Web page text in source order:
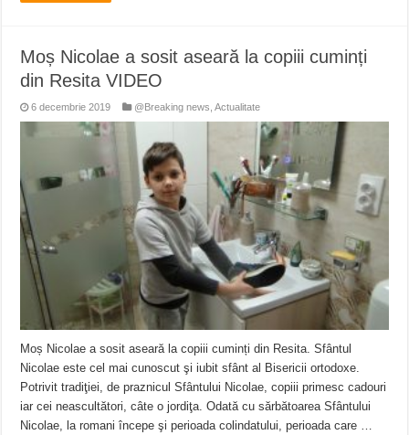
Moș Nicolae a sosit aseară la copiii cuminți
din Resita VIDEO
6 decembrie 2019 @Breaking news ,Actualitate
Moș Nicolae a sosit aseară la copiii cuminți din Resita. Sfântul
Nicolae este cel mai cunoscut şi iubit sfânt al Bisericii ortodoxe.
Potrivit tradiţiei, de praznicul Sfântului Nicolae, copiii primesc cadouri
iar cei neascultători, câte o jordiţa. Odată cu sărbătoarea Sfântului
Nicolae, la romani începe şi perioada colindatului, perioada care …